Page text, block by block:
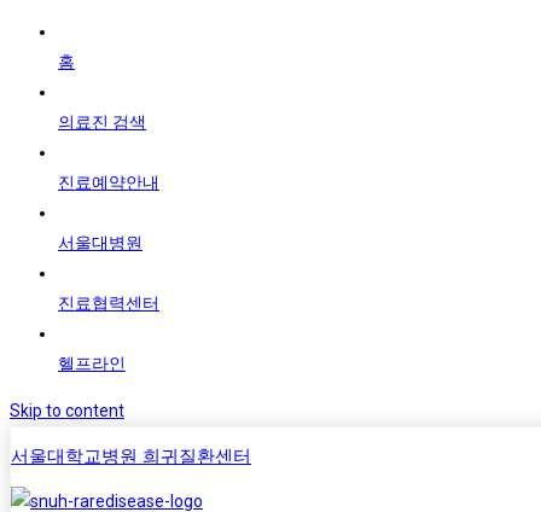
홈
의료진 검색
진료예약안내
서울대병원
진료협력센터
헬프라인
Skip to content
서울대학교병원 희귀질환센터